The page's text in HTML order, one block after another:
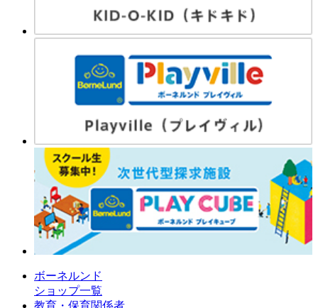
ボーネルンド
ショップ一覧
教育・保育関係者